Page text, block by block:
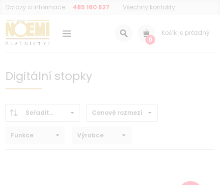
Dotazy a informace: 485 160 627 Všechny kontakty
0
Košík je prázdný
Digitální stopky
Seřadit... Cenové rozmezí
Funkce Výrobce